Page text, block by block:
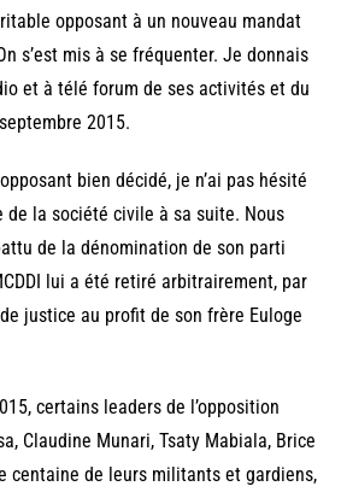
opposant à un nouveau mandat
s’est mis à se fréquenter. Je donnais
et à télé forum de ses activités et du
2015.
bien décidé, je n’ai pas hésité
de la société civile à sa suite. Nous
de la dénomination de son parti
lui a été retiré arbitrairement, par
justice au profit de son frère Euloge
certains leaders de l’opposition
Claudine Munari, Tsaty Mabiala, Brice
centaine de leurs militants et gardiens,